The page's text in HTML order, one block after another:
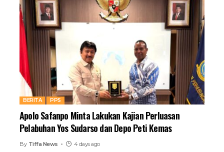
BERITA PPS
Apolo Safanpo Minta Lakukan Kajian Perluasan
Pelabuhan Yos Sudarso dan Depo Peti Kemas
By Tiffa News 4 days ago